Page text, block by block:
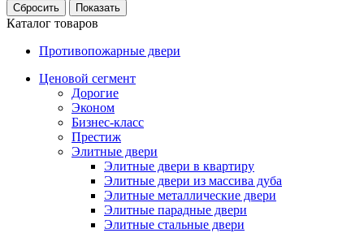
Каталог товаров
Противопожарные двери
Ценовой сегмент
Дорогие
Эконом
Бизнес-класс
Престиж
Элитные двери
Элитные двери в квартиру
Элитные двери из массива дуба
Элитные металлические двери
Элитные парадные двери
Элитные стальные двери